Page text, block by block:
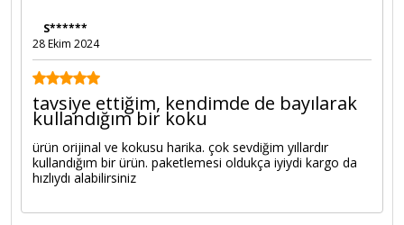
tavsiye ettiğim, kendimde de bayılarak
kullandığım bir koku
ürün orijinal ve kokusu harika. çok sevdiğim yıllardır
kullandığım bir ürün. paketlemesi oldukça iyiydi kargo da
hızlıydı alabilirsiniz
S******
28 Ekim 2024